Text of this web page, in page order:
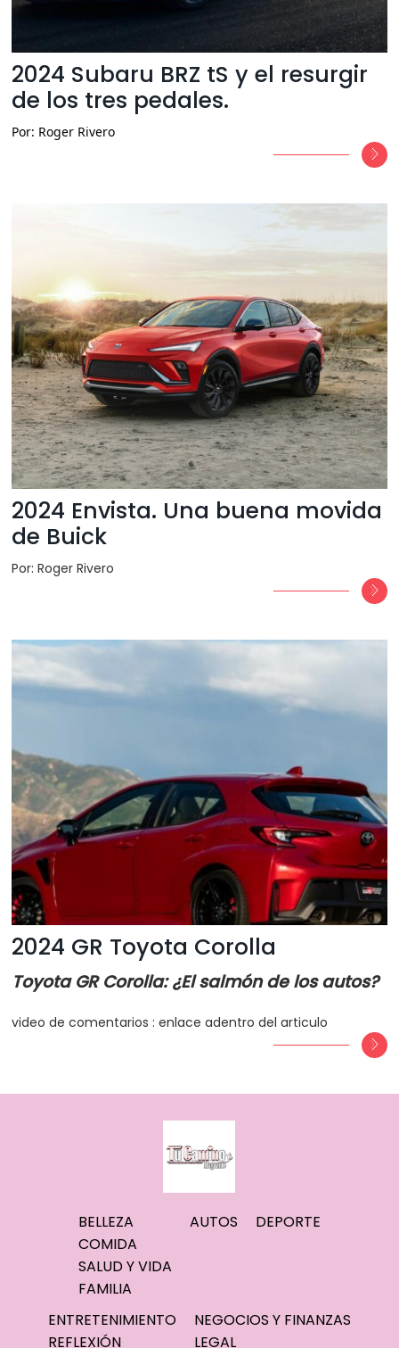
2024 Subaru BRZ tS y el resurgir
de los tres pedales.
Por: Roger Rivero
2024 Envista. Una buena movida
de Buick
Por: Roger Rivero
2024 GR Toyota Corolla
Toyota GR Corolla: ¿El salmón de los autos?
video de comentarios : enlace adentro del articulo
BELLEZA
COMIDA
SALUD Y VIDA
FAMILIA
AUTOS DEPORTE
ENTRETENIMIENTO
REFLEXIÓN
NEGOCIOS Y FINANZAS
LEGAL